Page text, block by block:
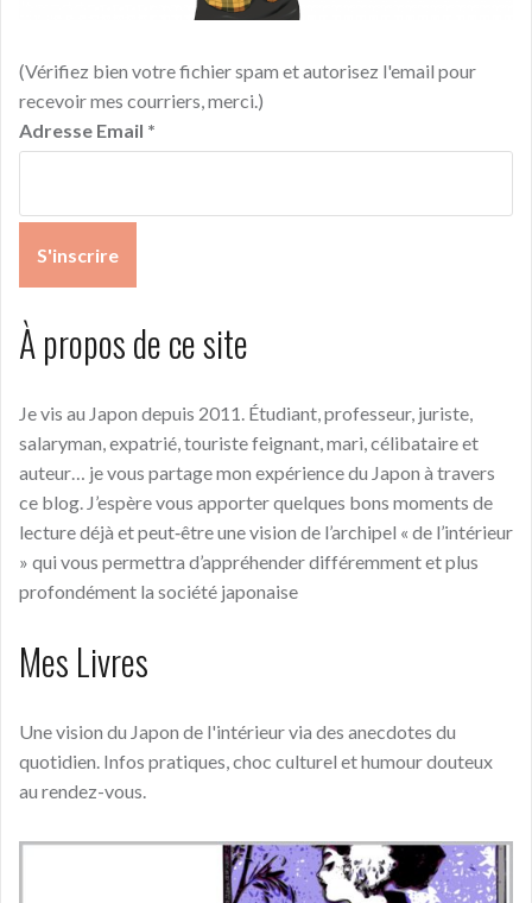
(Vérifiez bien votre fichier spam et autorisez l'email pour
recevoir mes courriers, merci.)
Adresse Email *
À propos de ce site
Je vis au Japon depuis 2011. Étudiant, professeur, juriste,
salaryman, expatrié, touriste feignant, mari, célibataire et
auteur… je vous partage mon expérience du Japon à travers
ce blog. J’espère vous apporter quelques bons moments de
lecture déjà et peut‑être une vision de l’archipel « de l’intérieur
» qui vous permettra d’appréhender différemment et plus
profondément la société japonaise
Mes Livres
Une vision du Japon de l'intérieur via des anecdotes du
quotidien. Infos pratiques, choc culturel et humour douteux
au rendez-vous.